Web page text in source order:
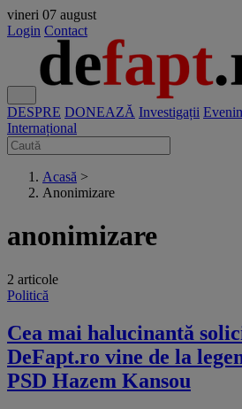
vineri 07 august
Login Contact
DESPRE DONEAZĂ Investigații
Internațional
Acasă >
Anonimizare
anonimizare
2 articole
Politică
Cea mai halucinantă
DeFapt.ro vine de la
PSD Hazem Kansou